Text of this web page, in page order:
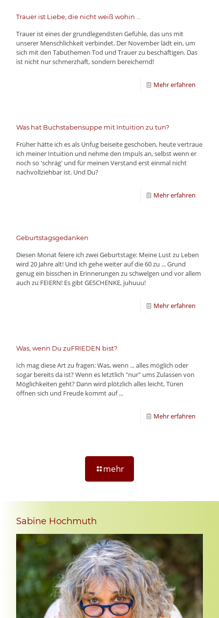
Trauer ist Liebe, die nicht weiß wohin …
Trauer ist eines der grundlegendsten Gefühle, das uns mit
unserer Menschlichkeit verbindet. Der November lädt ein, um
sich mit den Tabuthemen Tod und Trauer zu beschäftigen. Das
ist nicht nur schmerzhaft, sondern bereichernd!
Mehr erfahren
Was hat Buchstabensuppe mit Intuition zu tun?
Früher hätte ich es als Unfug beiseite geschoben, heute vertraue
ich meiner Intuition und nehme den Impuls an, selbst wenn er
noch so 'schräg' und für meinen Verstand erst einmal nicht
nachvollziehbar ist. Und Du?
Mehr erfahren
Geburtstagsgedanken
Diesen Monat feiere ich zwei Geburtstage: Meine Lust zu Leben
wird 20 Jahre alt! Und ich gehe weiter auf die 60 zu ... Grund
genug ein bisschen in Erinnerungen zu schwelgen und vor allem
auch zu FEIERN! Es gibt GESCHENKE, juhuuu!
Mehr erfahren
Was, wenn Du zuFRIEDEN bist?
Ich mag diese Art zu fragen: Was, wenn ... alles möglich oder
sogar bereits da ist? Wenn es letztlich "nur" ums Zulassen von
Möglichkeiten geht? Dann wird plötzlich alles leicht, Türen
öffnen sich und Freude kommt auf ...
Mehr erfahren
mehr
Sabine Hochmuth